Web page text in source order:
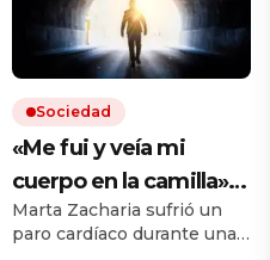
Sociedad
«Me fui y veía mi
cuerpo en la camilla»:
vivió un caso similar al
de Víctor Sueiro y la
Marta Zacharia sufrió un
paro cardíaco durante una